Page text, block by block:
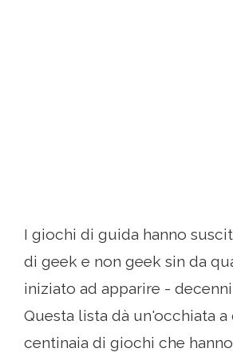
I giochi di guida hanno
di geek e non geek sin da
iniziato ad apparire -
Questa lista dà un'occhiata
centinaia di giochi che